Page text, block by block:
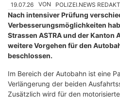
19.07.26 VON POLIZEI.NEWS
Nach intensiver Prüfung
Verbesserungsmöglichkeiten
Strassen ASTRA und der Kanton
weitere Vorgehen für den
beschlossen.
Im Bereich der Autobahn ist eine
Verlängerung der beiden
Zusätzlich wird für den